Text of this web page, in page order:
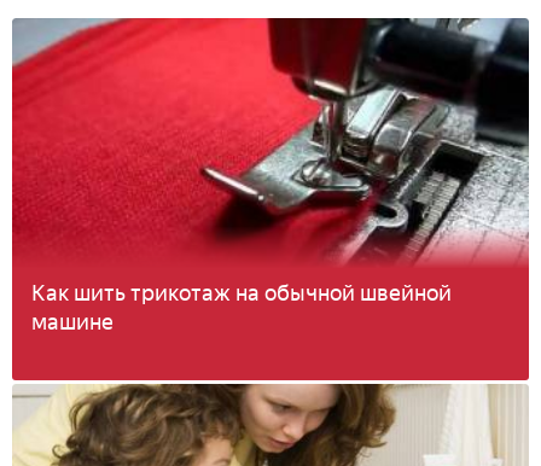
Как шить трикотаж на обычной швейной
машине